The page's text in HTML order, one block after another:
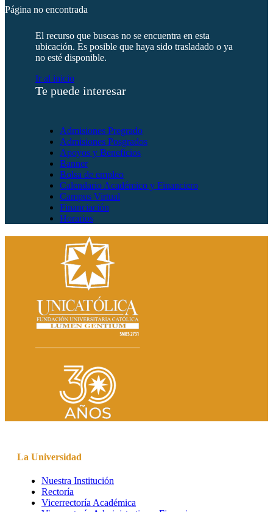
Página no encontrada
El recurso que buscas no se encuentra en esta
ubicación. Es posible que haya sido trasladado o ya
no esté disponible.
Ir al inicio
Te puede interesar
Admisiones Pregrado
Admisiones Posgrados
Apoyos y Beneficios
Banner
Bolsa de empleo
Calendario Académico y Financiero
Campus Virtual
Financiación
Horarios
La Universidad
Nuestra Institución
Rectoría
Vicerrectoría Académica